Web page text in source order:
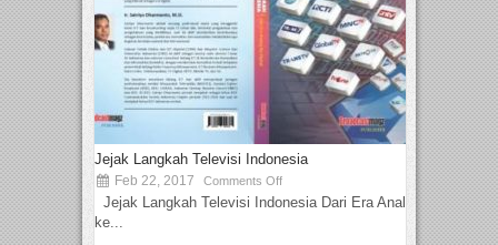
Jejak Langkah Televisi Indonesia
Feb 22, 2017 Comments Off
Jejak Langkah Televisi Indonesia Dari Era Analog
ke...